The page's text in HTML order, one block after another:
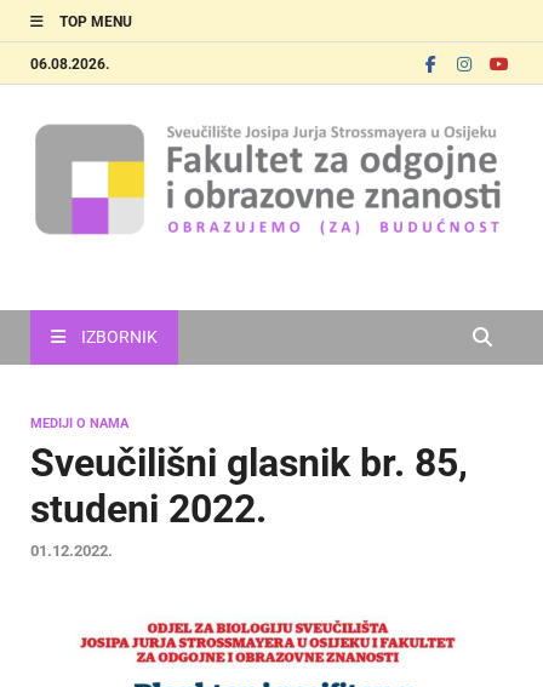
TOP MENU
06.08.2026.
IZBORNIK
MEDIJI O NAMA
Sveučilišni glasnik br. 85,
studeni 2022.
01.12.2022.